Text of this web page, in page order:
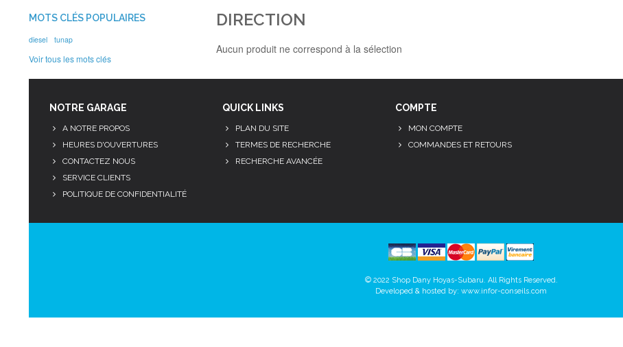
DIRECTION
Aucun produit ne correspond à la sélection
MOTS CLÉS POPULAIRES
diesel tunap
Voir tous les mots clés
NOTRE GARAGE
A NOTRE PROPOS
HEURES D'OUVERTURES
CONTACTEZ NOUS
SERVICE CLIENTS
POLITIQUE DE CONFIDENTIALITÉ
QUICK LINKS
PLAN DU SITE
TERMES DE RECHERCHE
RECHERCHE AVANCÉE
COMPTE
MON COMPTE
COMMANDES ET RETOURS
© 2022 Shop Dany Hoyas-Subaru. All Rights Reserved.
Developed & hosted by: www.infor-conseils.com